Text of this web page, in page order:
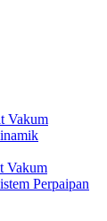
Vakum
Vakum
Perpaipan